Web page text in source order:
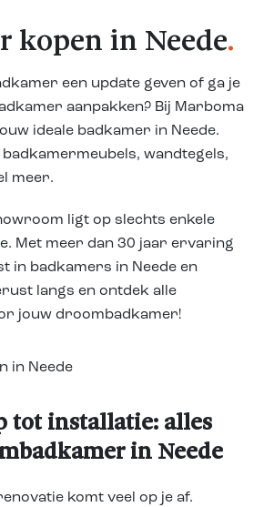
kopen in Neede.
een update geven of ga je
aanpakken? Bij Marboma
ideale badkamer in Neede.
wandtegels,
meer.
ligt op slechts enkele
Met meer dan 30 jaar ervaring
in badkamers in Neede en
langs en ontdek alle
jouw droombadkamer!
tot installatie: alles
in Neede
komt veel op je af.